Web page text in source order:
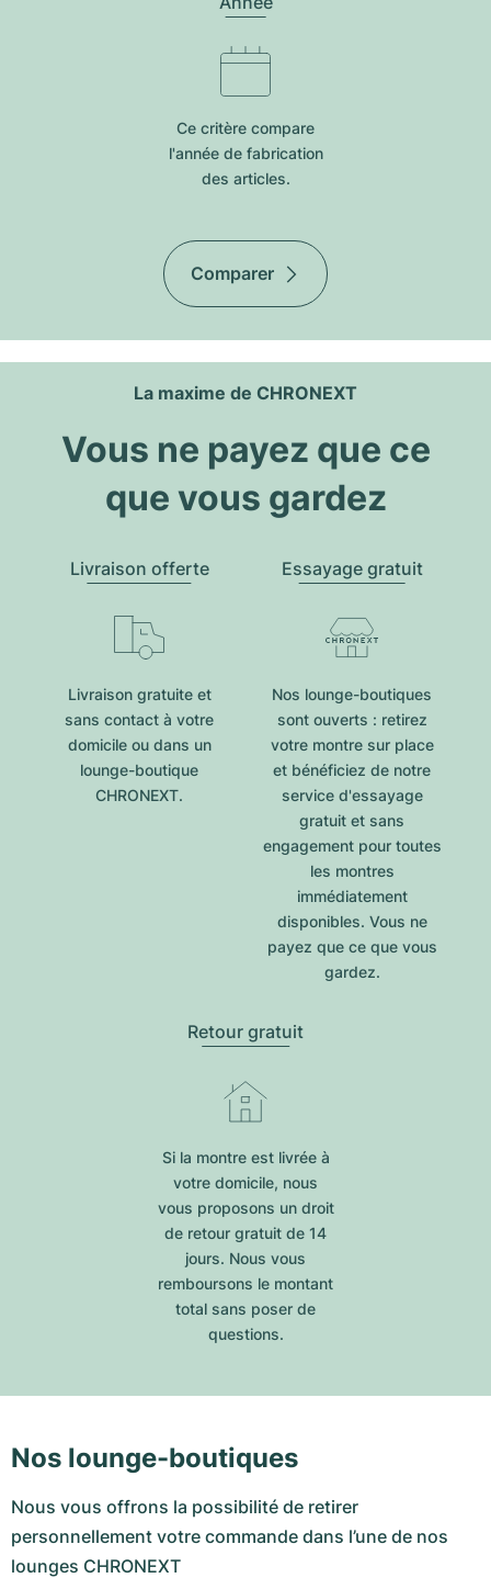
Ce critère compare
l'année de fabrication
des articles.
Comparer
La maxime de CHRONEXT
Vous ne payez que ce
que vous gardez
Livraison offerte
Livraison gratuite et
sans contact à votre
domicile ou dans un
lounge-boutique
CHRONEXT.
Essayage gratuit
Nos lounge-boutiques
sont ouverts : retirez
votre montre sur place
et bénéficiez de notre
service d'essayage
gratuit et sans
engagement pour toutes
les montres
immédiatement
disponibles. Vous ne
payez que ce que vous
gardez.
Retour gratuit
Si la montre est livrée à
votre domicile, nous
vous proposons un droit
de retour gratuit de 14
jours. Nous vous
remboursons le montant
total sans poser de
questions.
Nos lounge-boutiques
Nous vous offrons la possibilité de retirer
personnellement votre commande dans l’une de nos
lounges CHRONEXT